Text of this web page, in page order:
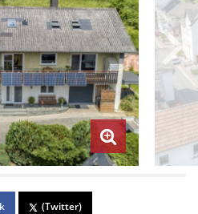
(Twitter)